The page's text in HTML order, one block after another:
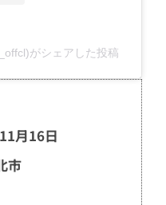
がシェアした投稿
月16日
市